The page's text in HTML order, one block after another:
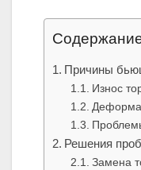
Причины
Износ
Решения
Замена